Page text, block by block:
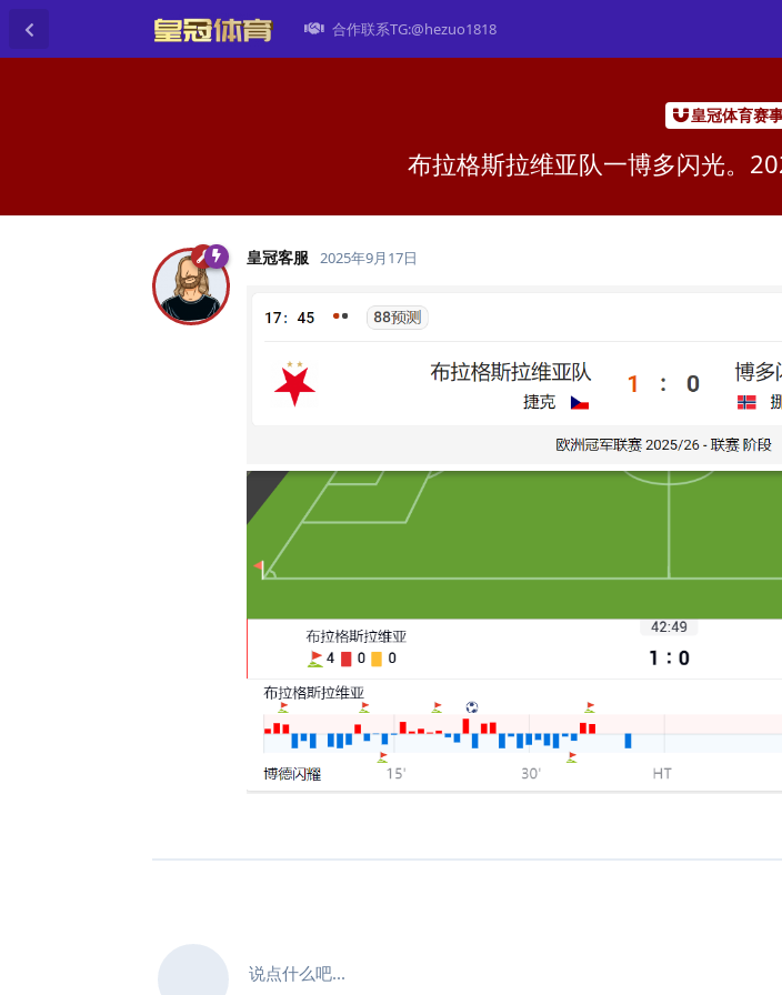
合作联系TG:@hezuo1818
皇冠体育赛
布拉格斯拉维亚队一博多闪光。
皇冠客服 2025年9月17日
说点什么吧...